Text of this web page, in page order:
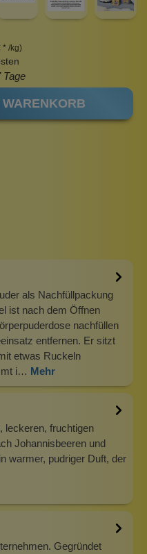
* /kg)
Tage
WARENKORB
als Nachfüllpackung
ist nach dem Öffnen
nachfüllen
entfernen. Er sitzt
etwas Ruckeln
i… Mehr
leckeren, fruchtigen
Johannisbeeren und
warmer, pudriger Duft, der
Gegründet